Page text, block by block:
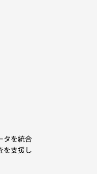
タを統合
を支援し